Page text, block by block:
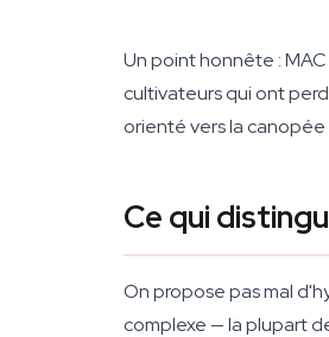
Un point honnête :
cultivateurs qui ont
orienté vers la
Ce qui
On propose pas mal
complexe — la plupart